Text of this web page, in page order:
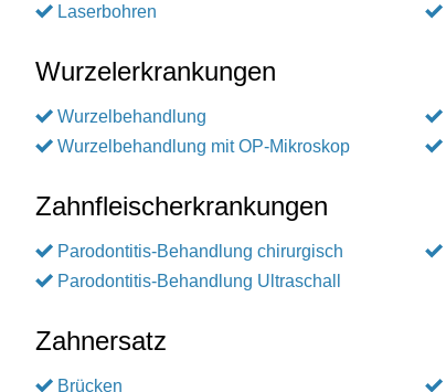
Laserbohren
Wurzelerkrankungen
Wurzelbehandlung
Wurzelbehandlung mit OP-Mikroskop
Zahnfleischerkrankungen
Parodontitis-Behandlung chirurgisch
Parodontitis-Behandlung Ultraschall
Zahnersatz
Brücken